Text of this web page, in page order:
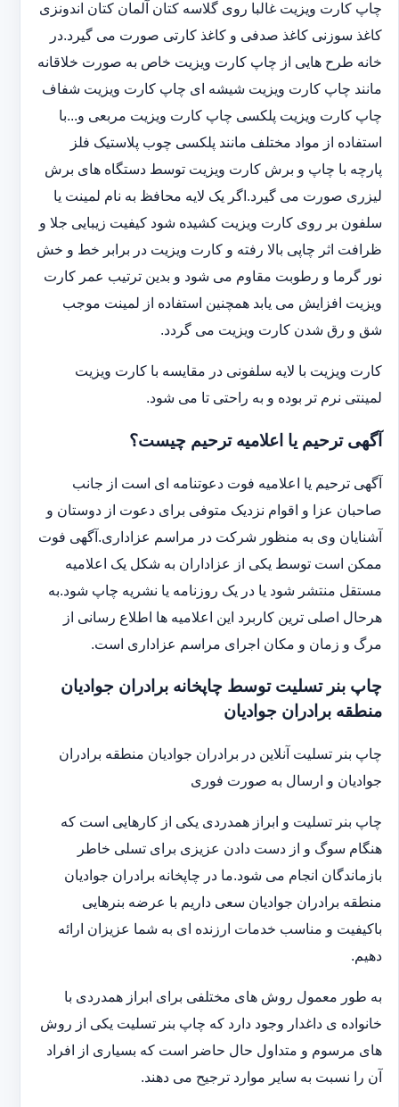
چاپ کارت ویزیت غالبا روی گلاسه کتان آلمان کتان اندونزی
کاغذ سوزنی کاغذ صدفی و کاغذ کارتی صورت می گیرد.در
خانه طرح هایی از چاپ کارت ویزیت خاص به صورت خلاقانه
مانند چاپ کارت ویزیت شیشه ای چاپ کارت ویزیت شفاف
چاپ کارت ویزیت پلکسی چاپ کارت ویزیت مربعی و...با
استفاده از مواد مختلف مانند پلکسی چوب پلاستیک فلز
پارچه با چاپ و برش کارت ویزیت توسط دستگاه های برش
لیزری صورت می گیرد.اگر یک لایه محافظ به نام لمینت یا
سلفون بر روی کارت ویزیت کشیده شود کیفیت زیبایی جلا و
ظرافت اثر چاپی بالا رفته و کارت ویزیت در برابر خط و خش
نور گرما و رطوبت مقاوم می شود و بدین ترتیب عمر کارت
ویزیت افزایش می یابد همچنین استفاده از لمینت موجب
شق و رق شدن کارت ویزیت می گردد.
کارت ویزیت با لایه سلفونی در مقایسه با کارت ویزیت
لمینتی نرم تر بوده و به راحتی تا می شود.
آگهی ترحیم یا اعلامیه ترحیم چیست؟
آگهی ترحیم یا اعلامیه فوت دعوتنامه ای است از جانب
صاحبان عزا و اقوام نزدیک متوفی برای دعوت از دوستان و
آشنایان وی به منظور شرکت در مراسم عزاداری.آگهی فوت
ممکن است توسط یکی از عزاداران به شکل یک اعلامیه
مستقل منتشر شود یا در یک روزنامه یا نشریه چاپ شود.به
هرحال اصلی ترین کاربرد این اعلامیه ها اطلاع رسانی از
مرگ و زمان و مکان اجرای مراسم عزاداری است.
چاپ بنر تسلیت توسط چاپخانه برادران جوادیان
منطقه برادران جوادیان
چاپ بنر تسلیت آنلاین در برادران جوادیان منطقه برادران
جوادیان و ارسال به صورت فوری
چاپ بنر تسلیت و ابراز همدردی یکی از کارهایی است که
هنگام سوگ و از دست دادن عزیزی برای تسلی خاطر
بازماندگان انجام می شود.ما در چاپخانه برادران جوادیان
منطقه برادران جوادیان سعی داریم با عرضه بنرهایی
باکیفیت و مناسب خدمات ارزنده ای به شما عزیزان ارائه
دهیم.
به طور معمول روش های مختلفی برای ابراز همدردی با
خانواده ی داغدار وجود دارد که چاپ بنر تسلیت یکی از روش
های مرسوم و متداول حال حاضر است که بسیاری از افراد
آن را نسبت به سایر موارد ترجیح می دهند.